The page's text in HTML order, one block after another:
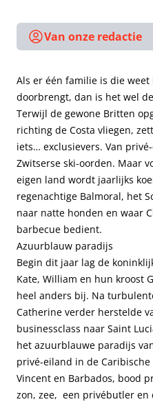
Van onze redactie
Als er één familie is die
doorbrengt, dan is het wel
Terwijl de gewone Britten
richting de Costa vliegen,
iets… exclusievers. Van
Zwitserse ski-oorden. Maar
eigen land wordt jaarlijks
regenachtige Balmoral, het
naar natte honden en waar
barbecue bedient.
Azuurblauw paradijs
Begin dit jaar lag de
Kate, William en hun kroost
heel anders bij. Na
Catherine verder herstelde
businessclass naar Saint
het azuurblauwe paradijs
privé-eiland in de
Vincent en Barbados, bood
zon, zee, een privébutler